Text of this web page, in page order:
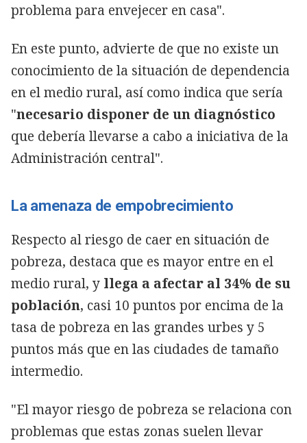
problema para envejecer en casa".
En este punto, advierte de que no existe un
conocimiento de la situación de dependencia
en el medio rural, así como indica que sería
"necesario disponer de un diagnóstico
que debería llevarse a cabo a iniciativa de la
Administración central".
La amenaza de empobrecimiento
Respecto al riesgo de caer en situación de
pobreza, destaca que es mayor entre en el
medio rural, y llega a afectar al 34% de su
población, casi 10 puntos por encima de la
tasa de pobreza en las grandes urbes y 5
puntos más que en las ciudades de tamaño
intermedio.
"El mayor riesgo de pobreza se relaciona con
problemas que estas zonas suelen llevar